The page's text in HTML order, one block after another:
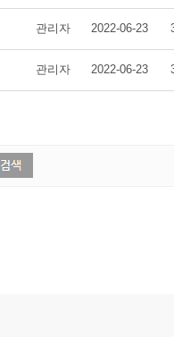
관리자 2022-06-23
관리자 2022-06-23